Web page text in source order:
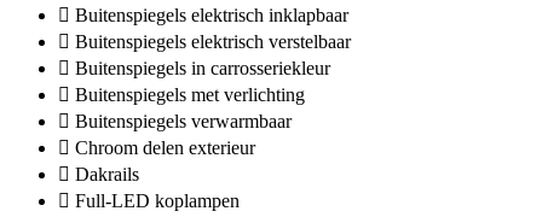
Buitenspiegels elektrisch inklapbaar
Buitenspiegels elektrisch verstelbaar
Buitenspiegels in carrosseriekleur
Buitenspiegels met verlichting
Buitenspiegels verwarmbaar
Chroom delen exterieur
Dakrails
Full-LED koplampen